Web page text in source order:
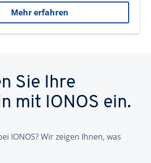
Mehr erfahren
Sie Ihre
mit IONOS ein.
IONOS? Wir zeigen Ihnen, was